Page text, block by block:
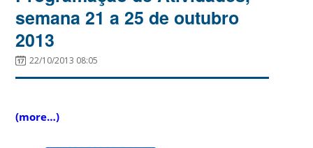
semana 21 a 25 de outubro
2013
22/10/2013 08:05
(more…)